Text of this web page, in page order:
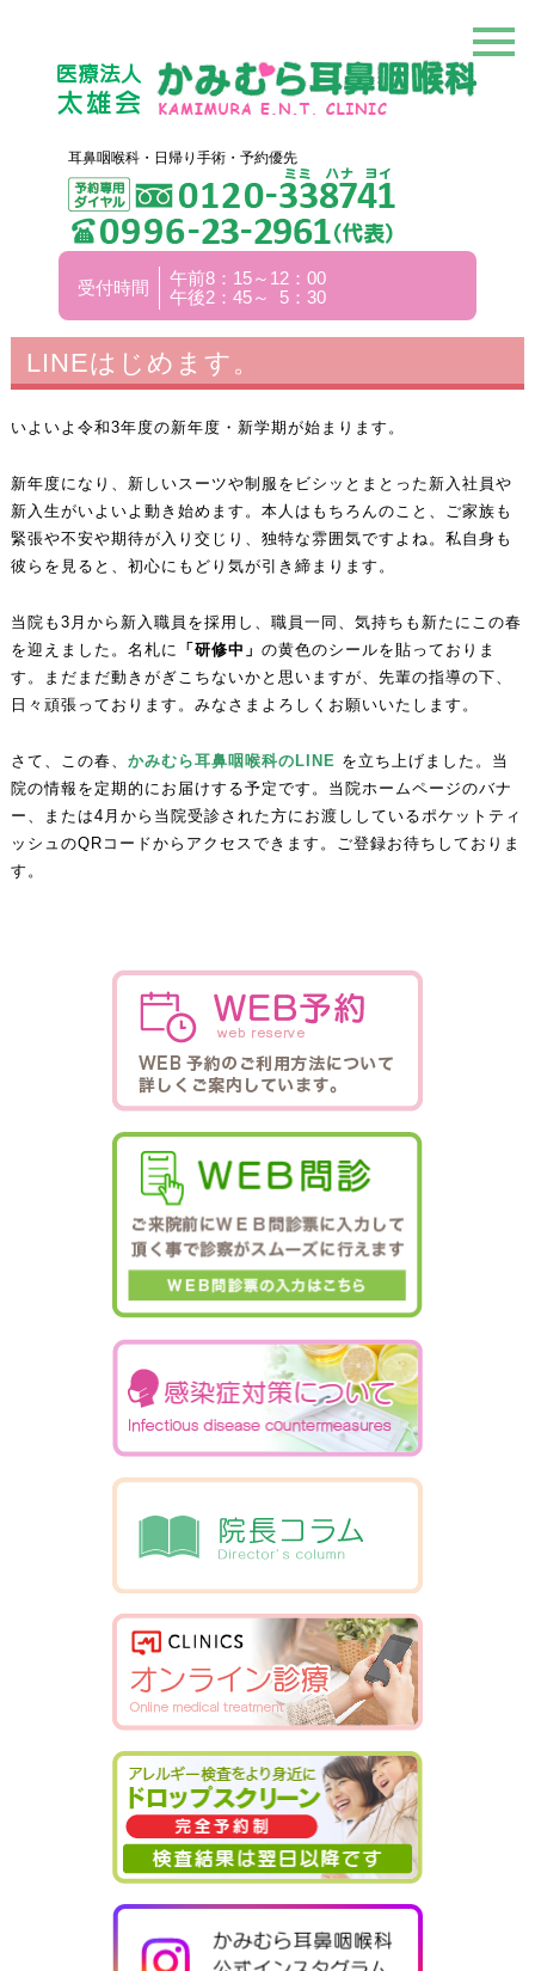
耳鼻咽喉科・日帰り手術・予約優先
受付時間
午前8：15～12：00
午後2：45～ 5：30
LINEはじめます。
いよいよ令和3年度の新年度・新学期が始まります。
新年度になり、新しいスーツや制服をビシッとまとった新入社員や
新入生がいよいよ動き始めます。本人はもちろんのこと、ご家族も
緊張や不安や期待が入り交じり、独特な雰囲気ですよね。私自身も
彼らを見ると、初心にもどり気が引き締まります。
当院も3月から新入職員を採用し、職員一同、気持ちも新たにこの春
を迎えました。名札に 「研修中」 の黄色のシールを貼っておりま
す。まだまだ動きがぎこちないかと思いますが、先輩の指導の下、
日々頑張っております。みなさまよろしくお願いいたします。
さて、この春、 かみむら耳鼻咽喉科のLINE を立ち上げました。当
院の情報を定期的にお届けする予定です。当院ホームページのバナ
ー、または4月から当院受診された方にお渡ししているポケットティ
ッシュのQRコードからアクセスできます。ご登録お待ちしておりま
す。